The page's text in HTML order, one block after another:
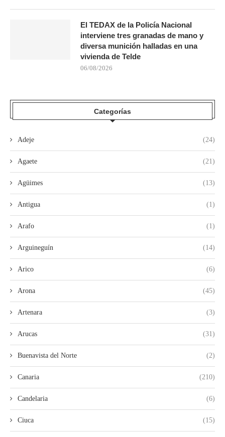
El TEDAX de la Policía Nacional
interviene tres granadas de mano y
diversa munición halladas en una
vivienda de Telde
06/08/2026
Categorías
Adeje (24)
Agaete (21)
Agüimes (13)
Antigua (1)
Arafo (1)
Arguineguín (14)
Arico (6)
Arona (45)
Artenara (3)
Arucas (31)
Buenavista del Norte (2)
Canaria (210)
Candelaria (6)
Ciuca (15)